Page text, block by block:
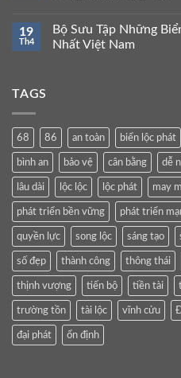
19
Th4
Bộ Sưu Tập Những
Nhất Việt Nam
TAGS
68 86 an toàn biển lộc phát
bình an bảo vệ cân bằng dễ
lâu dài lộc lộc lộc phát may
phát triển bền vững phát triển
quyền lực song lộc sáng tạo
số đẹp thành công thông thái
thịnh vượng tiến bộ tiền tài
trường tồn tài lộc vĩnh cửu
đại phát ổn định